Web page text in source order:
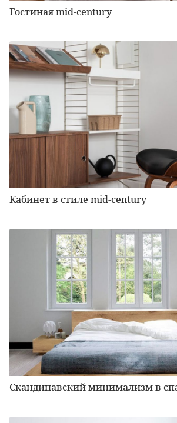
Гостиная mid-century
Кабинет в стиле mid-century
Скандинавский минимализм в